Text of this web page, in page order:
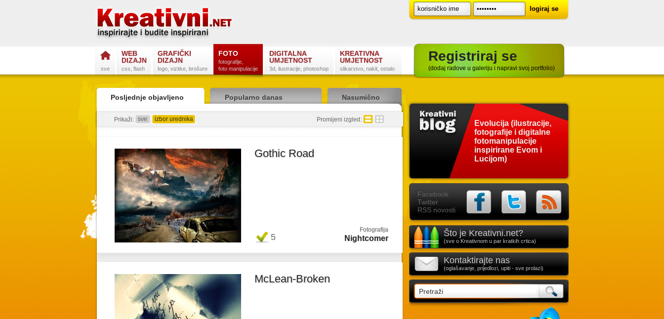
sve
WEB
DIZAJN
css, flash
GRAFIČKI
DIZAJN
logo, vizitke, brošure
FOTO
fotografije,
foto manipulacije
DIGITALNA
UMJETNOST
3d, ilustracije, photoshop
KREATIVNA
UMJETNOST
slikarstvo, nakit, ostalo
Registriraj se
(dodaj radove u galeriju i napravi svoj portfolio)
Posljednje objavljeno Popularno danas Nasumično
Prikaži: sve izbor urednika Promijeni izgled:
Gothic Road
Nightcomer
Fotografija
Favorit 5
McLean-Broken
Evolucija (ilustracije,
fotografije i digitalne
fotomanipulacije
inspirirane Evom i
Lucijom)
Facebook
Twitter
RSS novosti
Što je Kreativni.net?
(sve o Kreativnom u par kratkih crtica)
Kontaktirajte nas
(oglašavanje, prijedlozi, upiti - sve prolazi)
Twitter